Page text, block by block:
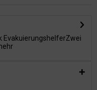
EvakuierungshelferZwei